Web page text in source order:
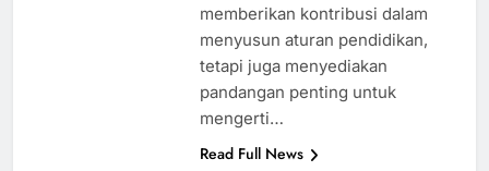
memberikan kontribusi dalam
menyusun aturan pendidikan,
tetapi juga menyediakan
pandangan penting untuk
mengerti…
Read Full News